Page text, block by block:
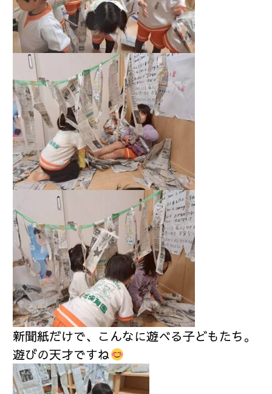
新聞紙だけで、こんなに遊べる子どもたち。
遊びの天才ですね